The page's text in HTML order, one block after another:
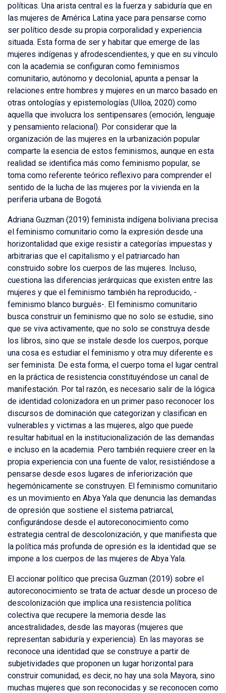
políticas. Una arista central es la fuerza y sabiduría que en
las mujeres de América Latina yace para pensarse como
ser político desde su propia corporalidad y experiencia
situada. Esta forma de ser y habitar que emerge de las
mujeres indígenas y afrodescendientes, y que en su vínculo
con la academia se configuran como feminismos
comunitario, autónomo y decolonial, apunta a pensar la
relaciones entre hombres y mujeres en un marco basado en
otras ontologías y epistemologías (Ulloa, 2020) como
aquella que involucra los sentipensares (emoción, lenguaje
y pensamiento relacional). Por considerar que la
organización de las mujeres en la urbanización popular
comparte la esencia de estos feminismos, aunque en esta
realidad se identifica más como feminismo popular, se
toma como referente teórico reflexivo para comprender el
sentido de la lucha de las mujeres por la vivienda en la
periferia urbana de Bogotá.
Adriana Guzman (2019) feminista indígena boliviana precisa
el feminismo comunitario como la expresión desde una
horizontalidad que exige resistir a categorías impuestas y
arbitrarias que el capitalismo y el patriarcado han
construido sobre los cuerpos de las mujeres. Incluso,
cuestiona las diferencias jerárquicas que existen entre las
mujeres y que el feminismo también ha reproducido, -
feminismo blanco burgués-. El feminismo comunitario
busca construir un feminismo que no solo se estudie, sino
que se viva activamente, que no solo se construya desde
los libros, sino que se instale desde los cuerpos, porque
una cosa es estudiar el feminismo y otra muy diferente es
ser feminista. De esta forma, el cuerpo toma el lugar central
en la práctica de resistencia constituyéndose un canal de
manifestación. Por tal razón, es necesario salir de la lógica
de identidad colonizadora en un primer paso reconocer los
discursos de dominación que categorizan y clasifican en
vulnerables y victimas a las mujeres, algo que puede
resultar habitual en la institucionalización de las demandas
e incluso en la academia. Pero también requiere creer en la
propia experiencia con una fuente de valor, resistiéndose a
pensarse desde esos lugares de inferiorización que
hegemónicamente se construyen. El feminismo comunitario
es un movimiento en Abya Yala que denuncia las demandas
de opresión que sostiene el sistema patriarcal,
configurándose desde el autoreconocimiento como
estrategia central de descolonización, y que manifiesta que
la política más profunda de opresión es la identidad que se
impone a los cuerpos de las mujeres de Abya Yala.
El accionar político que precisa Guzman (2019) sobre el
autoreconocimiento se trata de actuar desde un proceso de
descolonización que implica una resistencia política
colectiva que recupere la memoria desde las
ancestralidades, desde las mayoras (mujeres que
representan sabiduría y experiencia). En las mayoras se
reconoce una identidad que se construye a partir de
subjetividades que proponen un lugar horizontal para
construir comunidad, es decir, no hay una sola Mayora, sino
muchas mujeres que son reconocidas y se reconocen como